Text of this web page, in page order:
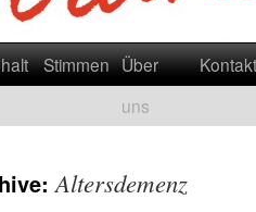
Stimmen Über
uns
Kontakt
Altersdemenz